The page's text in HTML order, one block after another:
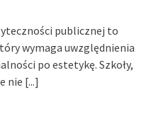
publicznej to
wymaga uwzględnienia
po estetykę. Szkoły,
nie [...]